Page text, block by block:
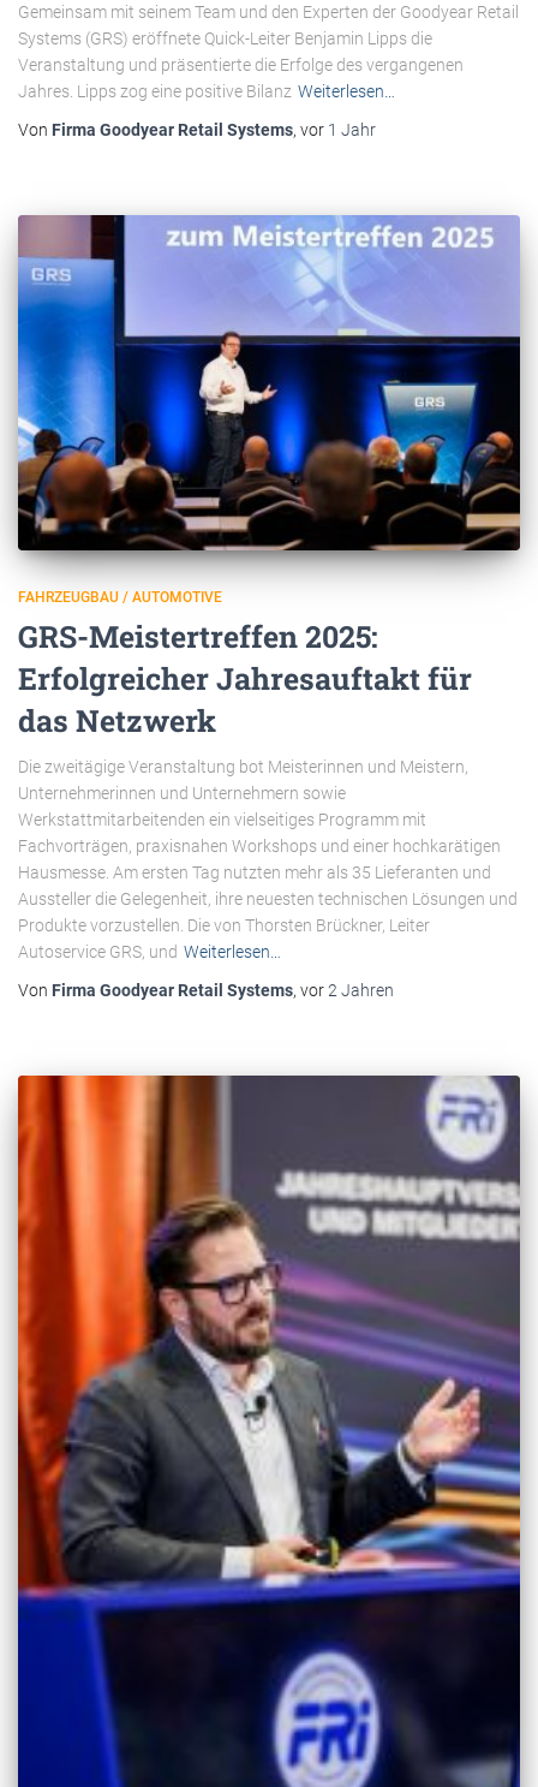
Gemeinsam mit seinem Team und den Experten der Goodyear Retail
Systems (GRS) eröffnete Quick-Leiter Benjamin Lipps die
Veranstaltung und präsentierte die Erfolge des vergangenen
Jahres. Lipps zog eine positive Bilanz Weiterlesen…
Von Firma Goodyear Retail Systems, vor 1 Jahr
FAHRZEUGBAU / AUTOMOTIVE
GRS-Meistertreffen 2025:
Erfolgreicher Jahresauftakt für
das Netzwerk
Die zweitägige Veranstaltung bot Meisterinnen und Meistern,
Unternehmerinnen und Unternehmern sowie
Werkstattmitarbeitenden ein vielseitiges Programm mit
Fachvorträgen, praxisnahen Workshops und einer hochkarätigen
Hausmesse. Am ersten Tag nutzten mehr als 35 Lieferanten und
Aussteller die Gelegenheit, ihre neuesten technischen Lösungen und
Produkte vorzustellen. Die von Thorsten Brückner, Leiter
Autoservice GRS, und Weiterlesen…
Von Firma Goodyear Retail Systems, vor2 Jahren